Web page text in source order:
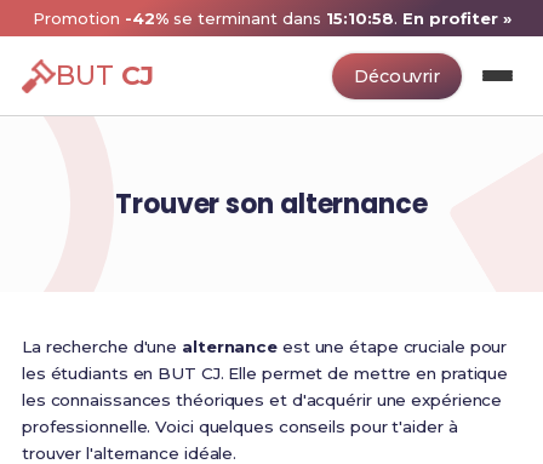
Promotion -42% se terminant dans 15:10:57. En profiter »
BUT CJ Découvrir
Trouver son alternance
La recherche d'une alternance est une étape cruciale pour
les étudiants en BUT CJ. Elle permet de mettre en pratique
les connaissances théoriques et d'acquérir une expérience
professionnelle. Voici quelques conseils pour t'aider à
trouver l'alternance idéale.